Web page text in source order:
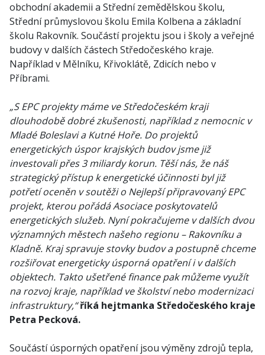
obchodní akademii a Střední zemědělskou školu,
Střední průmyslovou školu Emila Kolbena a základní
školu Rakovník. Součástí projektu jsou i školy a veřejné
budovy v dalších částech Středočeského kraje.
Například v Mělníku, Křivoklátě, Zdicích nebo v
Příbrami.
„S EPC projekty máme ve Středočeském kraji
dlouhodobě dobré zkušenosti, například z nemocnic v
Mladé Boleslavi a Kutné Hoře. Do projektů
energetických úspor krajských budov jsme již
investovali přes 3 miliardy korun. Těší nás, že náš
strategický přístup k energetické účinnosti byl již
potřetí oceněn v soutěži o Nejlepší připravovaný EPC
projekt, kterou pořádá Asociace poskytovatelů
energetických služeb. Nyní pokračujeme v dalších dvou
významných městech našeho regionu – Rakovníku a
Kladně. Kraj spravuje stovky budov a postupně chceme
rozšiřovat energeticky úsporná opatření i v dalších
objektech. Takto ušetřené finance pak můžeme využít
na rozvoj kraje, například ve školství nebo modernizaci
infrastruktury,“ říká hejtmanka Středočeského kraje
Petra Pecková.
Součástí úsporných opatření jsou výměny zdrojů tepla,